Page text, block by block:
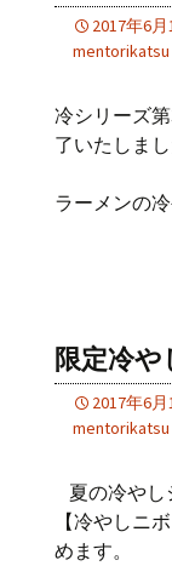
2017年6月
mentorikatsu
冷シリーズ
了いたしま
ラーメンの
限定冷や
2017年6月
mentorikatsu
夏の冷やし
【冷やしニ
めます。